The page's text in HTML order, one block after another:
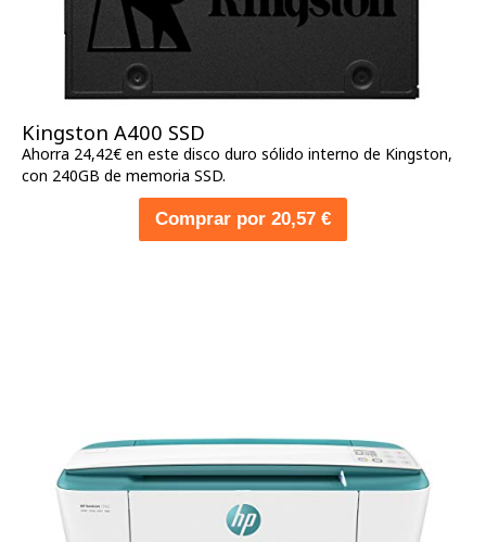
Kingston A400 SSD
Ahorra 24,42€ en este disco duro sólido interno de Kingston,
con 240GB de memoria SSD.
Comprar por 20,57 €